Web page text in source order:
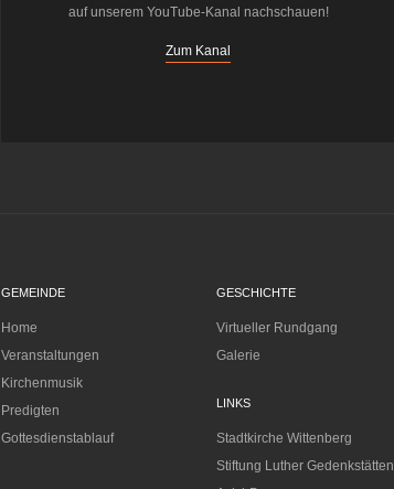
auf unserem YouTube-Kanal nachschauen!
Zum Kanal
GEMEINDE
Home
Veranstaltungen
Kirchenmusik
Predigten
Gottesdienstablauf
GESCHICHTE
Virtueller Rundgang
Galerie
LINKS
Stadtkirche Wittenberg
Stiftung Luther Gedenkstätten